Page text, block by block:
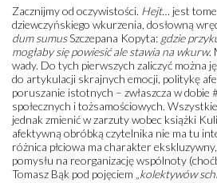
Zacznijmy od oczywistości. Hejt… jest
dziewczyńskiego wkurzenia, dosłowną
dum sumusSzczepana Kopyta: gdzie
mogłaby się powiesić ale stawia na wkurw.
wady. Do tych pierwszych zaliczyć można
do artykulacji skrajnych emocji, politykę
poruszanie istotnych – zwłaszcza w dobie
społecznych i tożsamościowych.
jednak zmienić w zarzuty wobec książki
afektywną obróbką czytelnika nie ma tu
różnica płciowa ma charakter
pomysłu na reorganizację wspólnoty
Tomasz Bąk pod pojęciem „kolektywów